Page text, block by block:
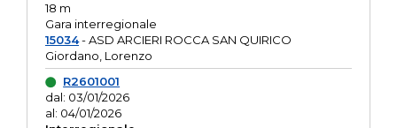
18 m
Gara interregionale
15034- ASD ARCIERI ROCCA SAN QUIRICO
Giordano, Lorenzo
R2601001
dal: 03/01/2026
al: 04/01/2026